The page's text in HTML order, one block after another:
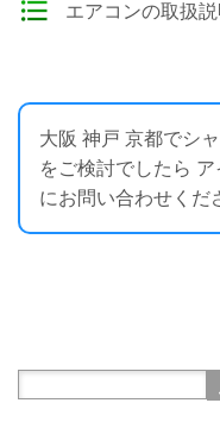
エアコンの取扱
大阪 神戸 京都でシ
をご検討でしたら
にお問い合わせくだ